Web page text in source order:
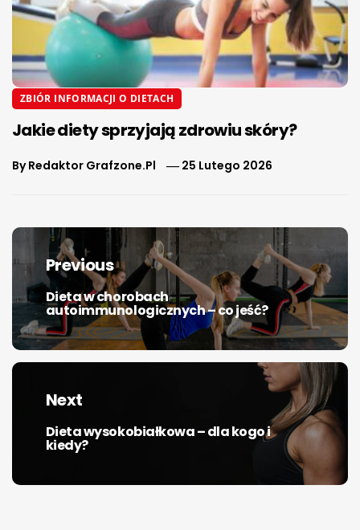
ZBIÓR INFORMACJI O DIETACH
Jakie diety sprzyjają zdrowiu skóry?
ByRedaktor Grafzone.pl 25 Lutego 2026
Nawigacja
wpisu
Previous
Previous
post:
Dieta w chorobach
autoimmunologicznych – co jeść?
Next
Next
post:
Dieta wysokobiałkowa – dla kogo i
kiedy?